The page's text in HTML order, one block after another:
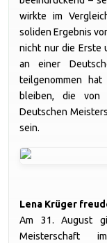
wirkte im
soliden Ergebnis
nicht nur die Erste
an einer
teilgenommen
bleiben, die von
Deutschen
sein.
Lena Krüger
Am 31. August
Meisterschaft